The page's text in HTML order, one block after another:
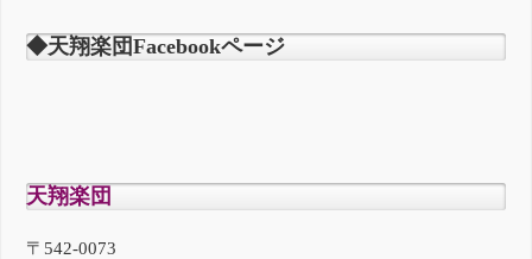
◆天翔楽団Facebookページ
天翔楽団
〒542-0073